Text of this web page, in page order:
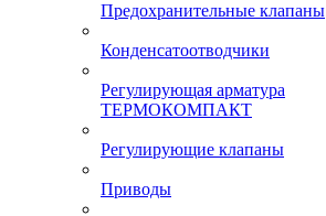
Предохранительные клапаны
Конденсатоотводчики
Регулирующая арматура
ТЕРМОКОМПАКТ
Регулирующие клапаны
Приводы